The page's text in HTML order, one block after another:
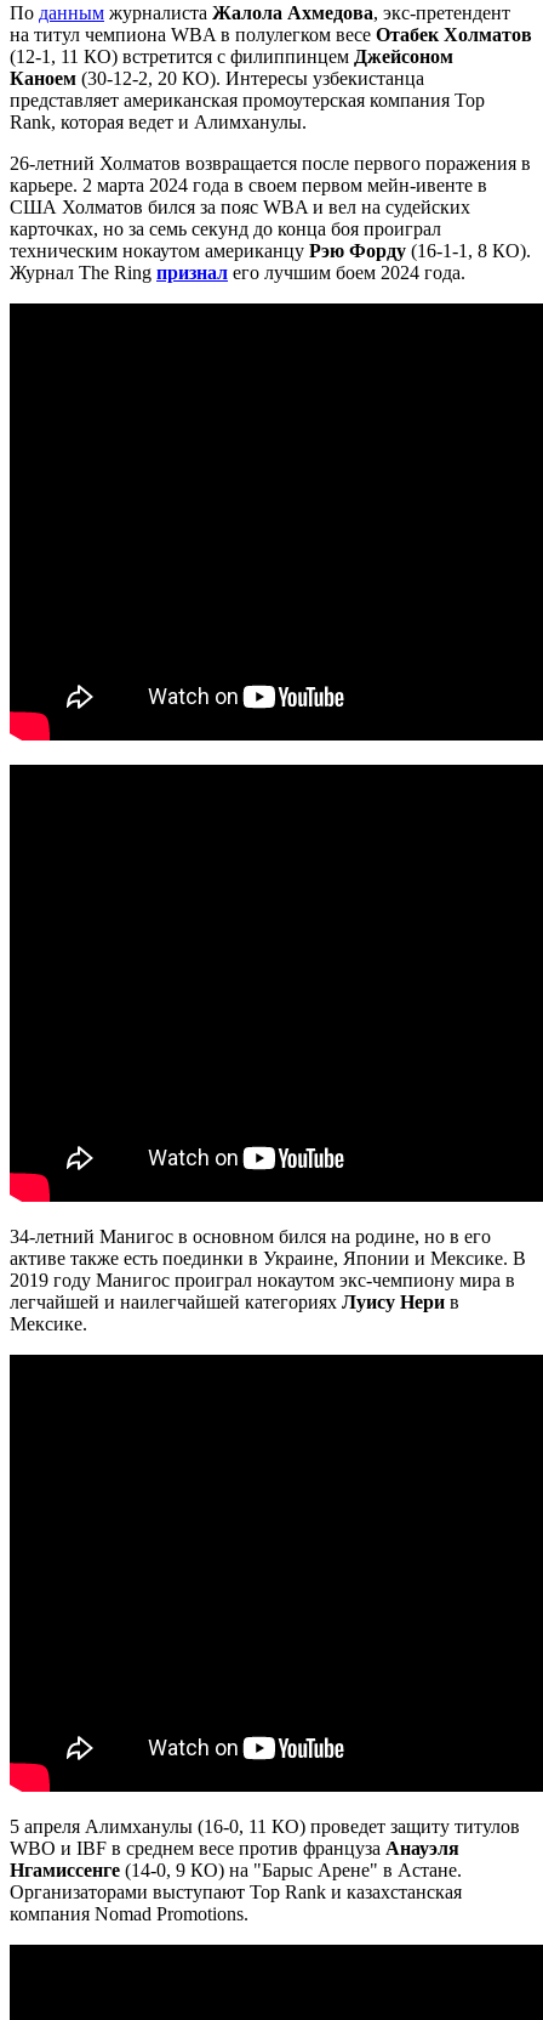
По данным журналиста Жалола Ахмедова, экс-претендент
на титул чемпиона WBA в полулегком весе Отабек Холматов
(12-1, 11 КО) встретится с филиппинцем Джейсоном
Каноем (30-12-2, 20 КО). Интересы узбекистанца
представляет американская промоутерская компания Top
Rank, которая ведет и Алимханулы.
26-летний Холматов возвращается после первого поражения в
карьере. 2 марта 2024 года в своем первом мейн-ивенте в
США Холматов бился за пояс WBA и вел на судейских
карточках, но за семь секунд до конца боя проиграл
техническим нокаутом американцу Рэю Форду (16-1-1, 8 КО).
Журнал The Ring признал его лучшим боем 2024 года.
34-летний Манигос в основном бился на родине, но в его
активе также есть поединки в Украине, Японии и Мексике. В
2019 году Манигос проиграл нокаутом экс-чемпиону мира в
легчайшей и наилегчайшей категориях Луису Нери в
Мексике.
5 апреля Алимханулы (16-0, 11 КО) проведет защиту титулов
WBO и IBF в среднем весе против француза Анауэля
Нгамиссенге (14-0, 9 КО) на "Барыс Арене" в Астане.
Организаторами выступают Top Rank и казахстанская
компания Nomad Promotions.